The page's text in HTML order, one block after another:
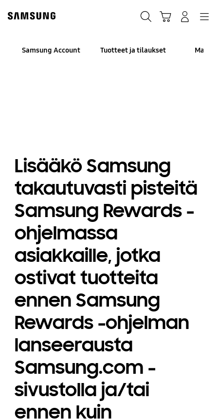
content
Samsung Account Tuotteet ja tilaukset
Lisääkö Samsung
takautuvasti pisteitä
Samsung Rewards -
ohjelmassa
asiakkaille, jotka
ostivat tuotteita
ennen Samsung
Rewards -ohjelman
lanseerausta
Samsung.com -
sivustolla ja/tai
ennen kuin